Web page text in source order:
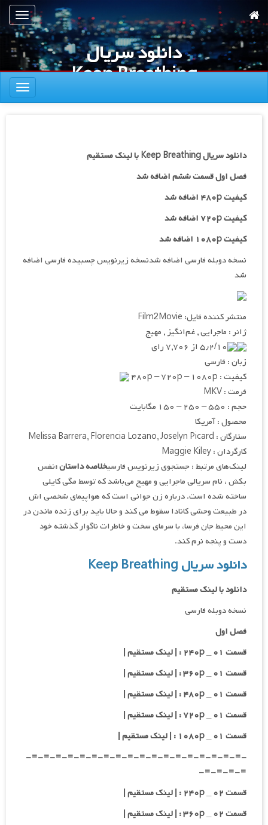
به
محتوای
اصلی
ناوبری
دانلود سریال
Keep Breathing
ناوبری
دانلود سریال Keep Breathing با لینک مستقیم
فصل اول قسمت ششم اضافه شد
کیفیت ۴۸۰p اضافه شد
کیفیت ۷۲۰p
اضافه شد
کیفیت ۱۰۸۰p اضافه شد
نسخه دوبله فارسی اضافه شدنسخه زیرنویس چسبیده فارسی اضافه
شد
منتشر کننده فایل: Film2Movie
ژانر : ماجرایی , غم‌انگیز , مهیج
۵٫۲/۱۰ از ۷,۷۰۶ رای
زبان : فارسی
کیفیت : ۴۸۰p – ۷۲۰p – ۱۰۸۰p
فرمت : MKV
حجم : ۵۵۰ – ۲۵۰ – ۱۵۰ مگابایت
محصول : آمریکا
ستارگان : Melissa Barrera, Florencia Lozano, Joselyn Picard
کارگردان : Maggie Kiley
لینک‌های مرتبط : جستجوی زیرنویس فارسیخلاصه داستان :نفس
بکش ، نام سریالی ماجرایی و مهیج می‌باشد که توسط مگی کایلی
ساخته شده است. درباره زن جوانی است که هواپیمای شخصی اش
در طبیعت وحشی کانادا سقوط می کند و حالا باید برای زنده ماندن در
این محیط جان فرسا، با سرمای سخت و خاطرات ناگوار گذشته خود
دست و پنجه نرم کند.
دانلود سریال Keep Breathing
دانلود با لینک مستقیم
نسخه دوبله فارسی
فصل اول
قسمت ۰۱ _ ۲۴۰p : | لینک مستقیم |
قسمت ۰۱ _ ۳۶۰p : | لینک مستقیم |
قسمت ۰۱ _ ۴۸۰p : | لینک مستقیم |
قسمت ۰۱ _ ۷۲۰p : | لینک مستقیم |
قسمت ۰۱ _ ۱۰۸۰p : | لینک مستقیم |
-=-=-=-=-=-=-=-=-=-=-=-=-=-=-=-=-=-=-
=-=-=-=-
قسمت ۰۲ _ ۲۴۰p : | لینک مستقیم |
قسمت ۰۲ _ ۳۶۰p : | لینک مستقیم |